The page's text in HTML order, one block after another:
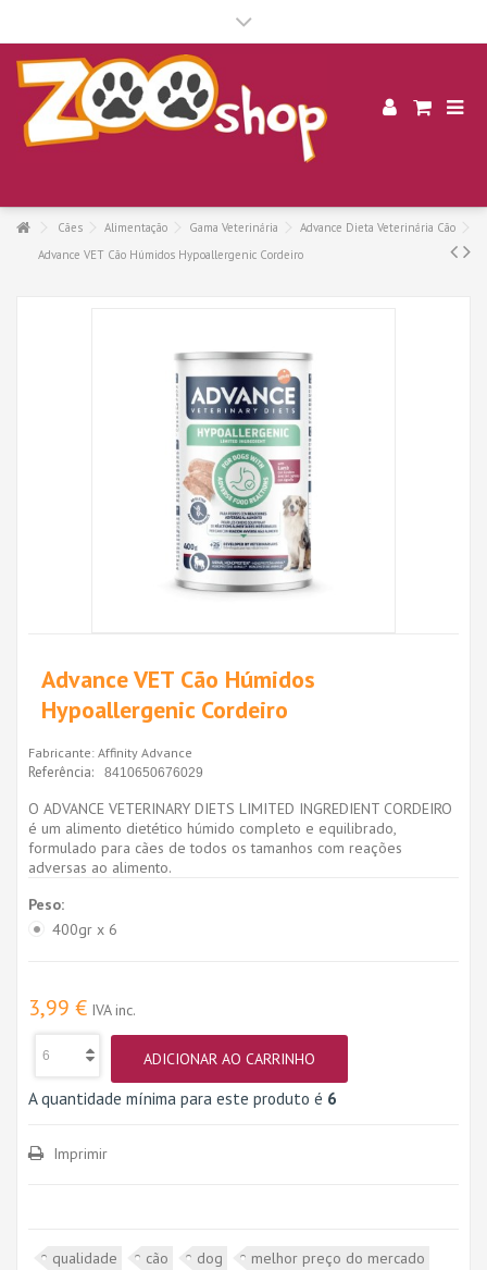
Cães Alimentação Gama Veterinária
Advance Dieta Veterinária Cão
Advance VET Cão Húmidos Hypoallergenic Cordeiro
Advance VET Cão Húmidos
Hypoallergenic Cordeiro
Fabricante: Affinity Advance
Referência: 8410650676029
O ADVANCE VETERINARY DIETS LIMITED INGREDIENT CORDEIRO
é um alimento dietético húmido completo e equilibrado,
formulado para cães de todos os tamanhos com reações
adversas ao alimento.
Peso:
400gr x 6
3,99 € IVA inc.
ADICIONAR AO CARRINHO
A quantidade mínima para este produto é 6
Imprimir
qualidade cão dog
melhor preço do mercado